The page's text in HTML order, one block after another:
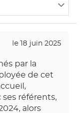
le 18 juin 2025
par la
de cet
référents,
alors